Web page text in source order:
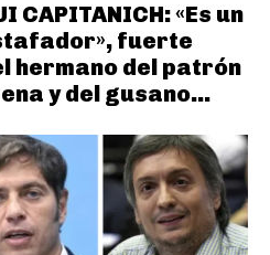
CAPITANICH: «Es un
fuerte
hermano del patrón
y del gusano...